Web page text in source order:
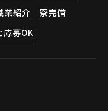
業紹介
寮完備
応募OK